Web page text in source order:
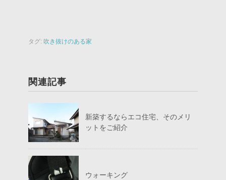
タグ: 吹き抜けのある家
関連記事
新築するならエコ住宅、そのメリ
ットをご紹介
ウォーキング